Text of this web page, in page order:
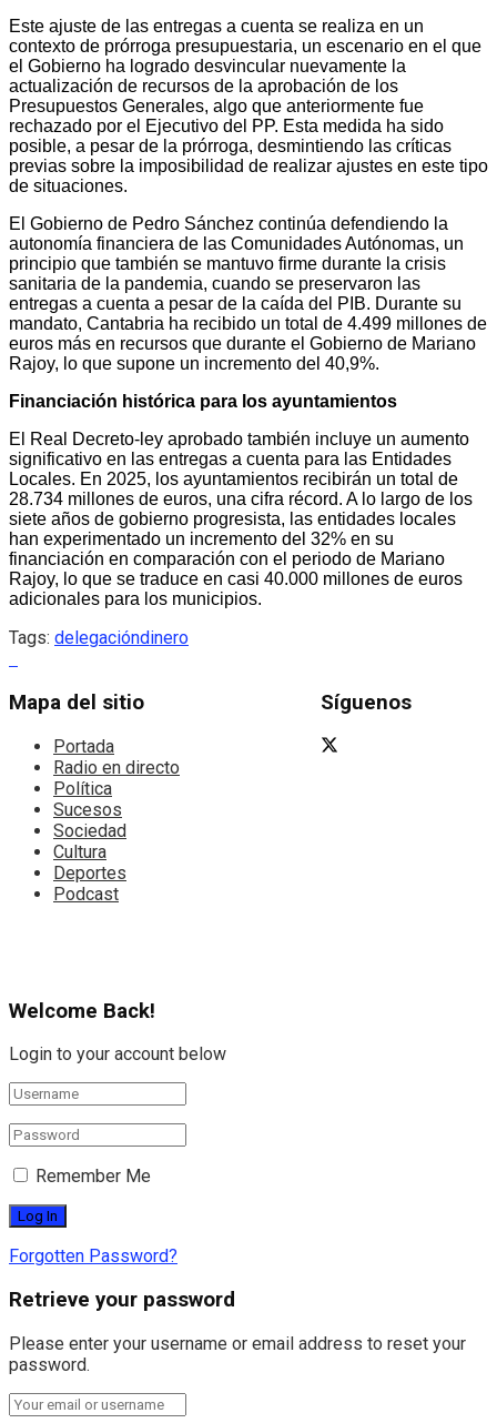
Este ajuste de las entregas a cuenta se realiza en un
contexto de prórroga presupuestaria, un escenario en el que
el Gobierno ha logrado desvincular nuevamente la
actualización de recursos de la aprobación de los
Presupuestos Generales, algo que anteriormente fue
rechazado por el Ejecutivo del PP. Esta medida ha sido
posible, a pesar de la prórroga, desmintiendo las críticas
previas sobre la imposibilidad de realizar ajustes en este tipo
de situaciones.
El Gobierno de Pedro Sánchez continúa defendiendo la
autonomía financiera de las Comunidades Autónomas, un
principio que también se mantuvo firme durante la crisis
sanitaria de la pandemia, cuando se preservaron las
entregas a cuenta a pesar de la caída del PIB. Durante su
mandato, Cantabria ha recibido un total de 4.499 millones de
euros más en recursos que durante el Gobierno de Mariano
Rajoy, lo que supone un incremento del 40,9%.
Financiación histórica para los ayuntamientos
El Real Decreto-ley aprobado también incluye un aumento
significativo en las entregas a cuenta para las Entidades
Locales. En 2025, los ayuntamientos recibirán un total de
28.734 millones de euros, una cifra récord. A lo largo de los
siete años de gobierno progresista, las entidades locales
han experimentado un incremento del 32% en su
financiación en comparación con el periodo de Mariano
Rajoy, lo que se traduce en casi 40.000 millones de euros
adicionales para los municipios.
Tags: delegacióndinero
Mapa del sitio
Portada
Radio en directo
Política
Sucesos
Sociedad
Cultura
Deportes
Podcast
Síguenos
Welcome Back!
Login to your account below
Remember Me
Forgotten Password?
Retrieve your password
Please enter your username or email address to reset your
password.